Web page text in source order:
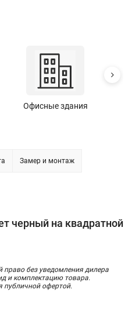
Офисные здания
Замер и монтаж
черный на квадратной
право без уведомления дилера
и комплектацию товара.
публичной офертой.